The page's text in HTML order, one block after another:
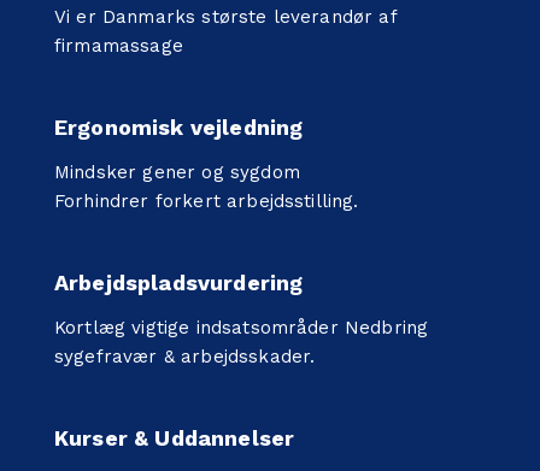
Vi er Danmarks største leverandør af
firmamassage
Ergonomisk vejledning
Mindsker gener og sygdom
Forhindrer forkert arbejdsstilling.
Arbejdspladsvurdering
Kortlæg vigtige indsatsområder Nedbring
sygefravær & arbejdsskader.
Kurser & Uddannelser